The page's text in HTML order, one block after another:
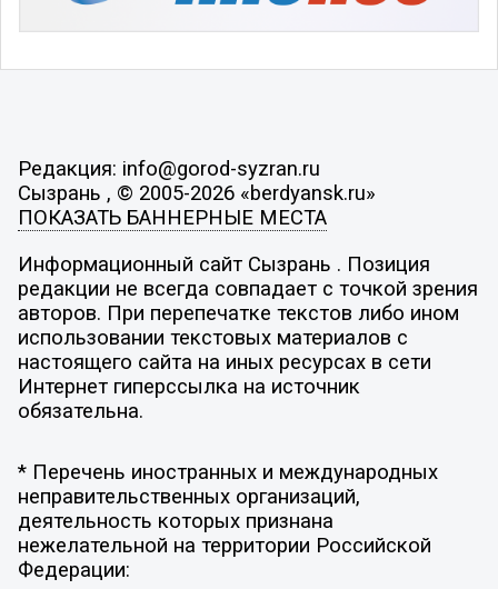
Редакция: info@gorod-syzran.ru
Сызрань , © 2005-2026 «berdyansk.ru»
ПОКАЗАТЬ БАННЕРНЫЕ МЕСТА
Информационный сайт Сызрань . Позиция
редакции не всегда совпадает с точкой зрения
авторов. При перепечатке текстов либо ином
использовании текстовых материалов с
настоящего сайта на иных ресурсах в сети
Интернет гиперссылка на источник
обязательна.
* Перечень иностранных и международных
неправительственных организаций,
деятельность которых признана
нежелательной на территории Российской
Федерации: